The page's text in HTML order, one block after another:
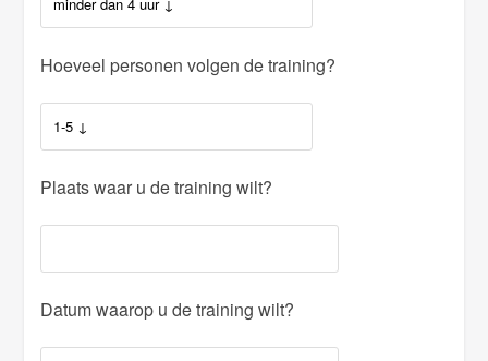
Hoeveel personen volgen de training?
Plaats waar u de training wilt?
Datum waarop u de training wilt?